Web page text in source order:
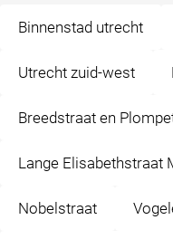
Binnenstad utrecht
Utrecht zuid-west
Breedstraat en
Lange Elisabethstraat
Nobelstraat